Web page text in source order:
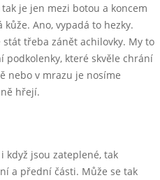
je jen mezi botou a koncem
Ano, vypadá to hezky.
stát třeba zánět achilovky. My to
podkolenky, které skvěle chrání
nebo v mrazu je nosíme
hřejí.
když jsou zateplené, tak
a přední části. Může se tak